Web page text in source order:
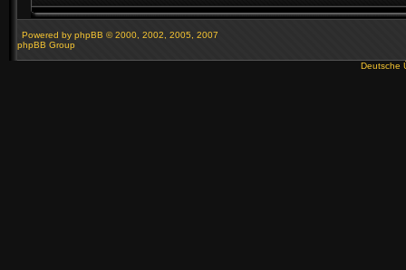
Powered by phpBB © 2000, 2002, 2005, 2007
phpBB Group
Deutsche